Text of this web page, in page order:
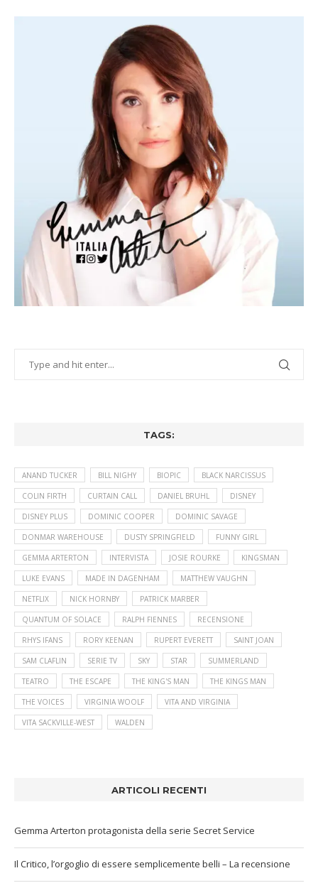
TAGS:
ANAND TUCKER BILL NIGHY BIOPIC BLACK NARCISSUS
COLIN FIRTH CURTAIN CALL DANIEL BRUHL DISNEY
DISNEY PLUS DOMINIC COOPER DOMINIC SAVAGE
DONMAR WAREHOUSE DUSTY SPRINGFIELD FUNNY GIRL
GEMMA ARTERTON INTERVISTA JOSIE ROURKE KINGSMAN
LUKE EVANS MADE IN DAGENHAM MATTHEW VAUGHN
NETFLIX NICK HORNBY PATRICK MARBER
QUANTUM OF SOLACE RALPH FIENNES RECENSIONE
RHYS IFANS RORY KEENAN RUPERT EVERETT SAINT JOAN
SAM CLAFLIN SERIE TV SKY STAR SUMMERLAND
TEATRO THE ESCAPE THE KING'S MAN THE KINGS MAN
THE VOICES VIRGINIA WOOLF VITA AND VIRGINIA
VITA SACKVILLE-WEST WALDEN
ARTICOLI RECENTI
Gemma Arterton protagonista della serie Secret Service
Il Critico, l’orgoglio di essere semplicemente belli – La recensione